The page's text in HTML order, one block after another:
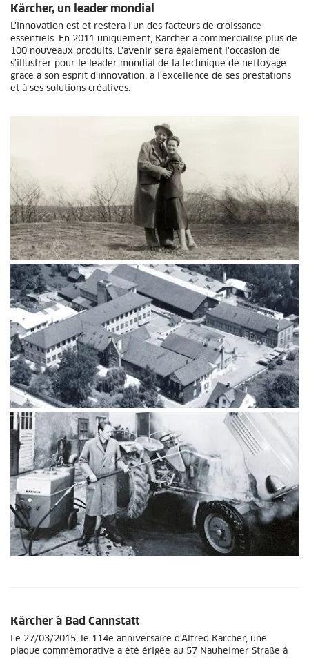
Kärcher, un leader mondial
L'innovation est et restera l'un des facteurs de croissance
essentiels. En 2011 uniquement, Kärcher a commercialisé plus de
100 nouveaux produits. L'avenir sera également l'occasion de
s'illustrer pour le leader mondial de la technique de nettoyage
grâce à son esprit d'innovation, à l'excellence de ses prestations
et à ses solutions créatives.
Kärcher à Bad Cannstatt
Le 27/03/2015, le 114e anniversaire d'Alfred Kärcher, une
plaque commémorative a été érigée au 57 Nauheimer Straße à